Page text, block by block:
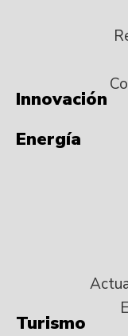
Innovación
Energía
Turismo